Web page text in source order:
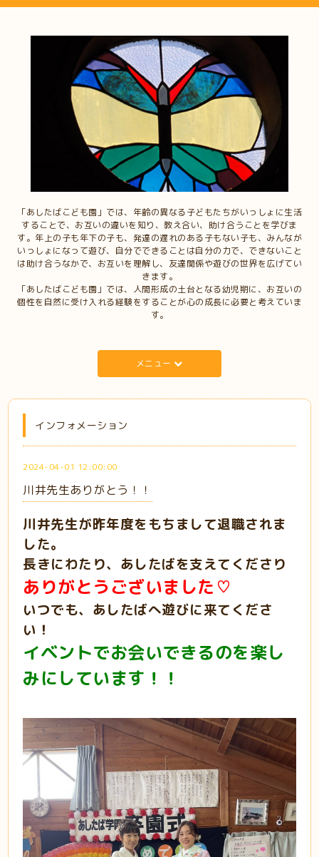
「あしたばこども園」では、年齢の異なる子どもたちがいっしょに生活
することで、お互いの違いを知り、教え合い、助け合うことを学びま
す。年上の子も年下の子も、発達の遅れのある子もない子も、みんなが
いっしょになって遊び、自分でできることは自分の力で、できないこと
は助け合うなかで、お互いを理解し、友達関係や遊びの世界を広げてい
きます。
「あしたばこども園」では、人間形成の土台となる幼児期に、お互いの
個性を自然に受け入れる経験をすることが心の成長に必要と考えていま
す。
メニュー
インフォメーション
2024-04-01 12:00:00
川井先生ありがとう！！
川井先生が昨年度をもちまして退職されま
した。
長きにわたり、あしたばを支えてくださり
ありがとうございました♡
いつでも、あしたばへ遊びに来てくださ
い！
イベントでお会いできるのを楽し
みにしています！！